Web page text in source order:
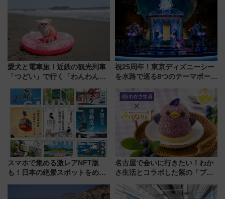
愛犬と電車旅！近鉄の観光列車
「つどい」で行く「わんわん列
める日帰りツアー
祝25周年！東京ディズニーシー
を水路で巡る8つのテーマポート
スマホで集める激レアNFT版
も！日本の絶景スポットをめぐ
名古屋で会いに行きたい！わか
さ生活とコラボした紫の「ブル